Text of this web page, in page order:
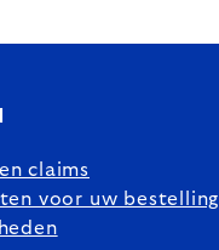
claims
voor uw bestelling